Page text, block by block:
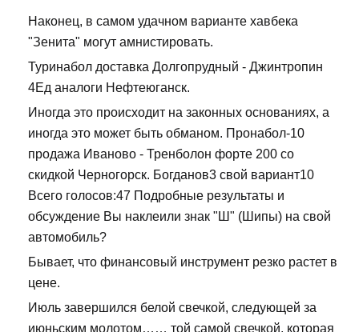
Наконец, в самом удачном варианте хавбека
"Зенита" могут амнистировать.
Туринабол доставка Долгопрудный - Джинтропин
4Ед аналоги Нефтеюганск.
Иногда это происходит на законных основаниях, а
иногда это может быть обманом. Пронабол-10
продажа Иваново - Тренболон форте 200 со
скидкой Черногорск. Богданов3 свой вариант10
Всего голосов:47 Подробные результаты и
обсуждение Вы наклеили знак "Ш" (Шипы) на свой
автомобиль?
Бывает, что финансовый инструмент резко растет в
цене.
Июль завершился белой свечкой, следующей за
июньским молотом…… той самой свечкой, которая